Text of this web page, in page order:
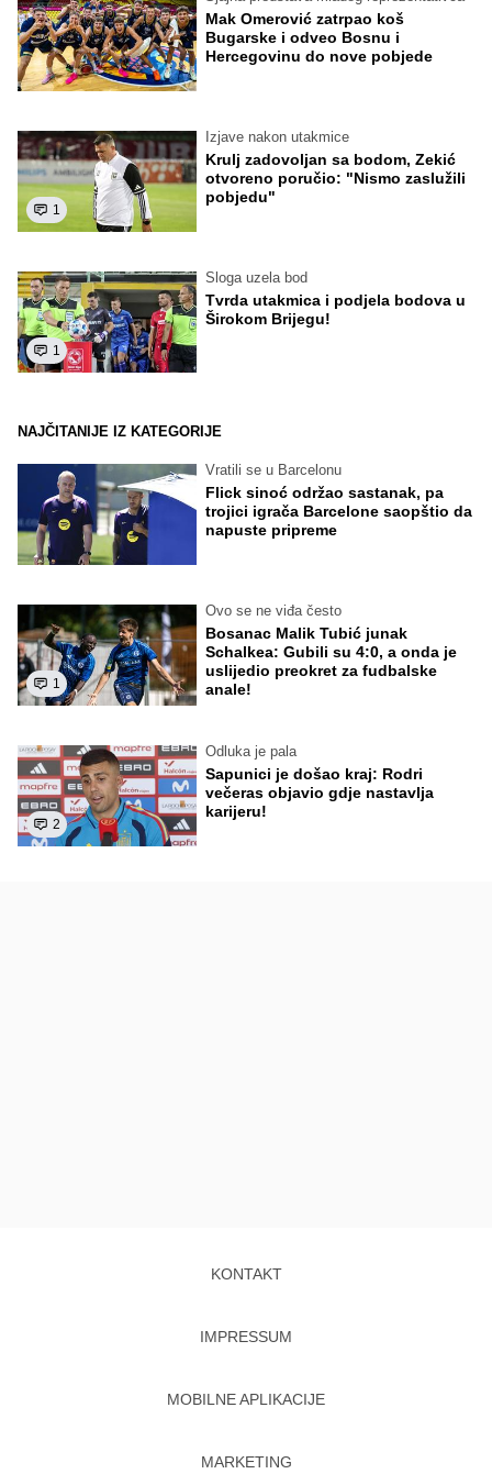
Mak Omerović zatrpao koš
Bugarske i odveo Bosnu i
Hercegovinu do nove pobjede
1
Izjave nakon utakmice
Krulj zadovoljan sa bodom, Zekić
otvoreno poručio: "Nismo zaslužili
pobjedu"
1
Sloga uzela bod
Tvrda utakmica i podjela bodova u
Širokom Brijegu!
NAJČITANIJE IZ KATEGORIJE
Vratili se u Barcelonu
Flick sinoć održao sastanak, pa
trojici igrača Barcelone saopštio da
napuste pripreme
1
Ovo se ne viđa često
Bosanac Malik Tubić junak
Schalkea: Gubili su 4:0, a onda je
uslijedio preokret za fudbalske
anale!
2
Odluka je pala
Sapunici je došao kraj: Rodri
večeras objavio gdje nastavlja
karijeru!
KONTAKT
IMPRESSUM
MOBILNE APLIKACIJE
MARKETING